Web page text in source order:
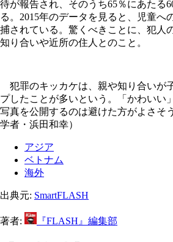
待が報告され、そのうち65％にあたる
る。2015年のデータを見ると、児童へ
捕されている。驚くべきことに、犯人
知り合いや近所の住人とのこと。
犯罪のキッカケは、親や知り合いが
プしたことが多いという。「かわいい
写真を公開するのは避けた方がよさそ
学者・浜田和幸）
アジア
ベトナム
海外
出典元: SmartFLASH
著者: 『FLASH』編集部